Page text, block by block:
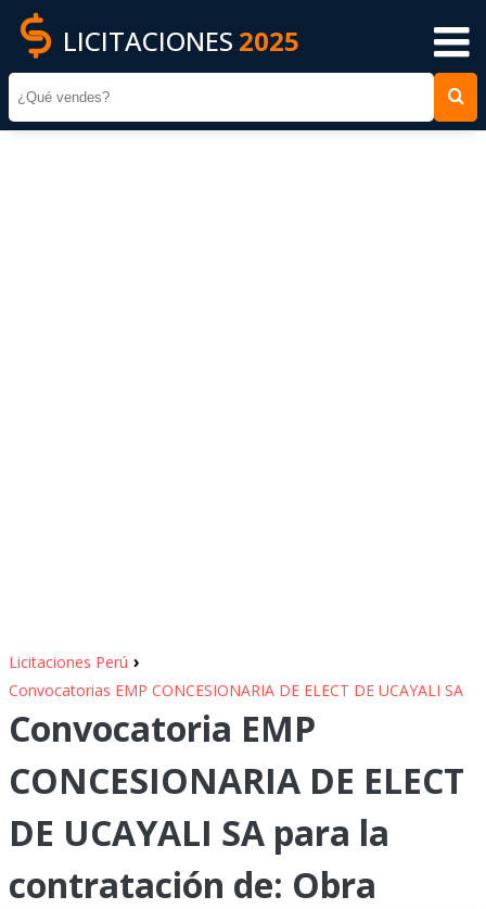
LICITACIONES 2025
Licitaciones Perú ›
Convocatorias EMP CONCESIONARIA DE ELECT DE UCAYALI SA
Convocatoria EMP
CONCESIONARIA DE ELECT
DE UCAYALI SA para la
contratación de: Obra